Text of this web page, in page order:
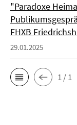
"Paradoxe
FHXB
29.01.2025
1 / 1